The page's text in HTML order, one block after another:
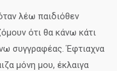
λέω παιδιόθεν
ότι θα κάνω κάτι
συγγραφέας. Έφτιαχνα
μόνη μου, έκλαιγα